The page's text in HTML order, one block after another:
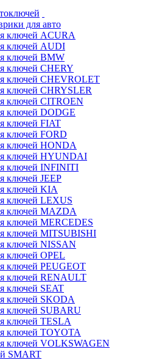
для авто
ключей ACURA
ключей AUDI
ключей BMW
ключей CHERY
ключей CHEVROLET
ключей CHRYSLER
ключей CITROEN
ключей DODGE
ключей FIAT
ключей FORD
ключей HONDA
ключей HYUNDAI
ключей INFINITI
ключей JEEP
ключей KIA
ключей LEXUS
ключей MAZDA
ключей MERCEDES
ключей MITSUBISHI
ключей NISSAN
ключей OPEL
ключей PEUGEOT
ключей RENAULT
ключей SEAT
ключей SKODA
ключей SUBARU
ключей TESLA
ключей TOYOTA
ключей VOLKSWAGEN
SMART